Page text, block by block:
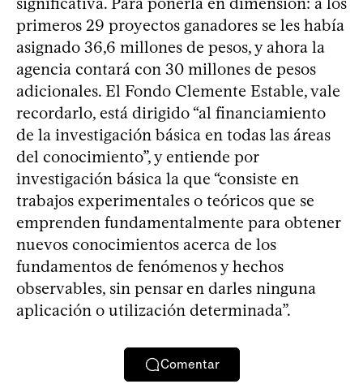
primeros 29 proyectos ganadores se les había
asignado 36,6 millones de pesos, y ahora la
agencia contará con 30 millones de pesos
adicionales. El Fondo Clemente Estable, vale
recordarlo, está dirigido “al financiamiento
de la investigación básica en todas las áreas
del conocimiento”, y entiende por
investigación básica la que “consiste en
trabajos experimentales o teóricos que se
emprenden fundamentalmente para obtener
nuevos conocimientos acerca de los
fundamentos de fenómenos y hechos
observables, sin pensar en darles ninguna
aplicación o utilización determinada”.
Comentar